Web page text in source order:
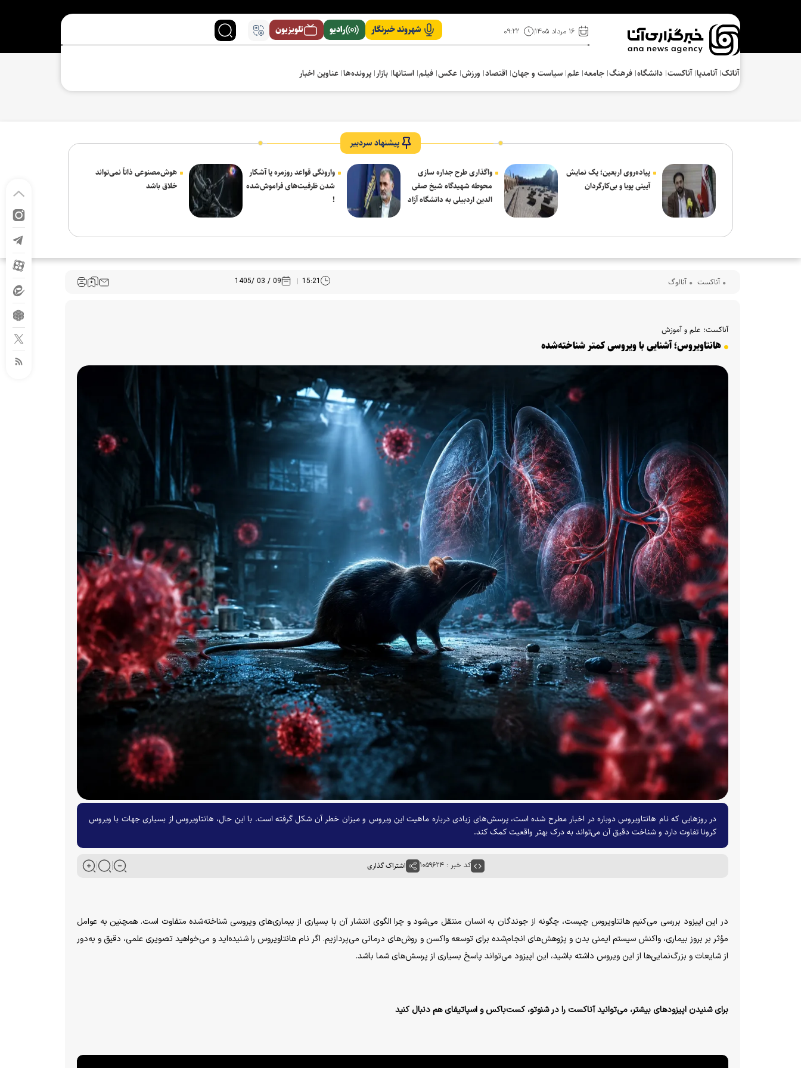
۱۶ مرداد ۱۴۰۵ ۰۹:۲۲ شهروند خبرنگار رادیو تلویزیون
آناتک آنامدیا آناکست دانشگاه فرهنگ‌ جامعه علم سیاست و جهان اقتصاد ورزش عکس فیلم استانها بازار پرونده‌ها عناوین اخبار
پیشنهاد سردبیر
پیاده‌روی اربعین؛ یک نمایش
آیینی پویا و بی‌کارگردان
واگذاری طرح جداره سازی
محوطه شهیدگاه شیخ صفی
الدین اردبیلی به دانشگاه آزاد
وارونگی قواعد روزمره یا آشکار
شدن ظرفیت‌های فراموش‌شده
!
هوش‌مصنوعی ذاتاً نمی‌تواند
خلاق باشد
آناکست آنالوگ 15:21
09 / 03 /1405
آناکست؛ علم و آموزش
هانتاویروس؛ آشنایی با ویروسی کمتر شناخته‌شده
در روز‌هایی که نام هانتاویروس دوباره در اخبار مطرح شده است، پرسش‌های زیادی درباره ماهیت این ویروس و میزان خطر آن شکل گرفته است. با این حال، هانتاویروس از بسیاری جهات با ویروس
کرونا تفاوت دارد و شناخت دقیق آن می‌تواند به درک بهتر واقعیت کمک کند.
کد خبر : ۱۰۵۹۶۲۴ اشتراک گذاری
در این اپیزود بررسی می‌کنیم هانتاویروس چیست، چگونه از جوندگان به انسان منتقل می‌شود و چرا الگوی انتشار آن با بسیاری از بیماری‌های ویروسی شناخته‌شده متفاوت است. همچنین به عوامل
مؤثر بر بروز بیماری، واکنش سیستم ایمنی بدن و پژوهش‌های انجام‌شده برای توسعه واکسن و روش‌های درمانی می‌پردازیم. اگر نام هانتاویروس را شنیده‌اید و می‌خواهید تصویری علمی، دقیق و به‌دور
از شایعات و بزرگ‌نمایی‌ها از این ویروس داشته باشید، این اپیزود می‌تواند پاسخ بسیاری از پرسش‌های شما باشد.
برای شنیدن اپیزودهای بیشتر، می‌توانید آناکست را در شنوتو، کست‌باکس و اسپاتیفای هم دنبال کنید